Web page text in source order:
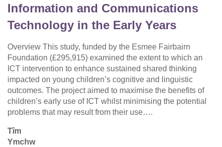
Information and Communications
Technology in the Early Years
Overview This study, funded by the Esmee Fairbairn
Foundation (£295,915) examined the extent to which an
ICT intervention to enhance sustained shared thinking
impacted on young children’s cognitive and linguistic
outcomes. The project aimed to maximise the benefits of
children’s early use of ICT whilst minimising the potential
problems that may result from their use….
Tîm
Ymchw